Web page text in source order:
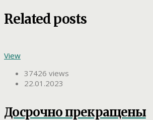
Related posts
View
37426 views
22.01.2023
Досрочно прекращены